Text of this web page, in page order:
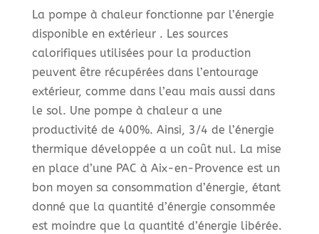
La pompe à chaleur fonctionne par l’énergie
disponible en extérieur . Les sources
calorifiques utilisées pour la production
peuvent être récupérées dans l’entourage
extérieur, comme dans l’eau mais aussi dans
le sol. Une pompe à chaleur a une
productivité de 400%. Ainsi, 3/4 de l’énergie
thermique développée a un coût nul. La mise
en place d’une PAC à Aix-en-Provence est un
bon moyen sa consommation d’énergie, étant
donné que la quantité d’énergie consommée
est moindre que la quantité d’énergie libérée.